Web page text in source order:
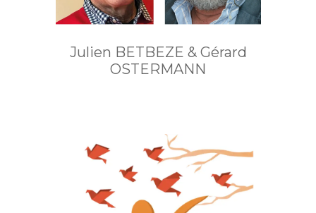
Julien BETBEZE & Gérard
OSTERMANN